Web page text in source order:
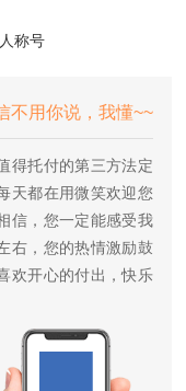
称号
不用你说，我懂~~
得托付的第三方法定
天都在用微笑欢迎您
信，您一定能感受我
右，您的热情激励鼓
欢开心的付出，快乐